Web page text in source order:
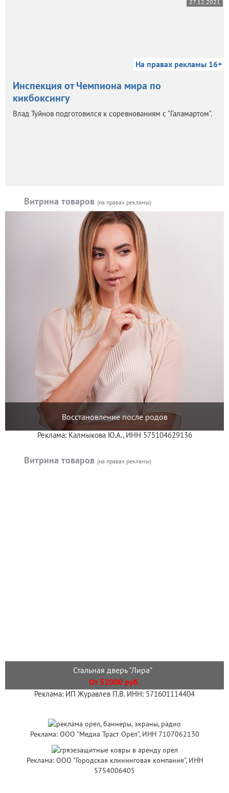
27.12.2021
На правах рекламы 16+
Инспекция от Чемпиона мира по
кикбоксингу
Влад Туйнов подготовился к соревнованиям с "Галамартом".
Витрина товаров (на правах рекламы)
Восстановление после родов
Реклама: Калмыкова Ю.А., ИНН 575104629136
Витрина товаров (на правах рекламы)
Стальная дверь "Лира"
От 32000 руб.
Реклама: ИП Журавлев П.В. ИНН: 571601114404
Реклама: ООО "Медиа Траст Орёл", ИНН 7107062130
Реклама: ООО "Городская клининговая компания", ИНН
5754006405